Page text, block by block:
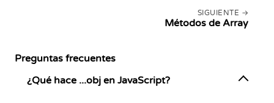
SIGUIENTE
Métodos de Array
Preguntas frecuentes
¿Qué hace ...obj en JavaScript?